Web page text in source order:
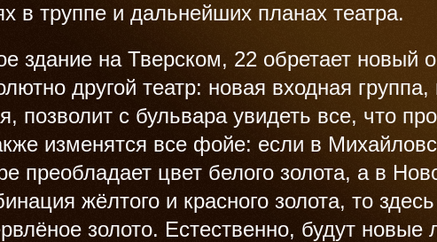
в труппе и дальнейших планах театра.
здание на Тверском, 22 обретает новый
другой театр: новая входная
позволит с бульвара увидеть все, что
изменятся все фойе: если в
преобладает цвет белого золота, а в
жёлтого и красного золота, то
золото. Естественно, будут новые